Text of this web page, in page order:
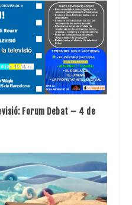
Forum Debat – 4 de